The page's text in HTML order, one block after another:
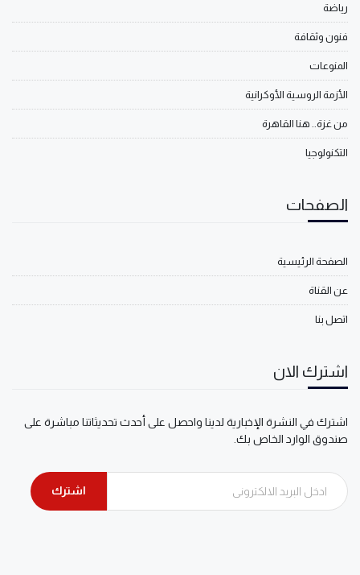
رياضة
فنون وثقافة
المنوعات
الأزمة الروسية الأوكرانية
من غزة.. هنا القاهرة
التكنولوجيا
الصفحات
الصفحة الرئيسية
عن القناة
اتصل بنا
اشترك الان
اشترك في النشرة الإخبارية لدينا واحصل على أحدث تحديثاتنا مباشرة على
صندوق الوارد الخاص بك.
اشترك